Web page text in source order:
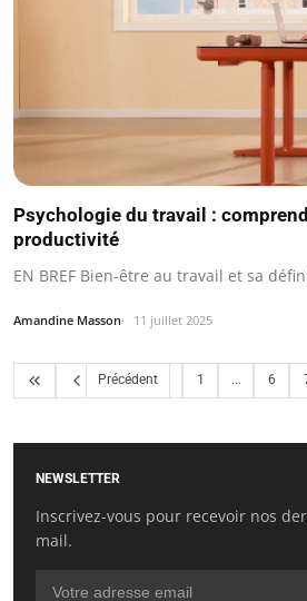
Psychologie du travail :
productivité
EN BREF Bien-être au travail et sa
Amandine Masson 11 juillet 2025
Précédent 1 ... 6
NEWSLETTER
Inscrivez-vous pour recevoir nos
mail.